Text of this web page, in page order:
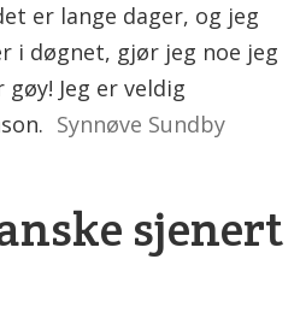
er lange dager, og jeg
i døgnet, gjør jeg noe jeg
Jeg er veldig
Synnøve Sundby
sjenert